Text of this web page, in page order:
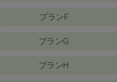
プランF
プランG
プランH